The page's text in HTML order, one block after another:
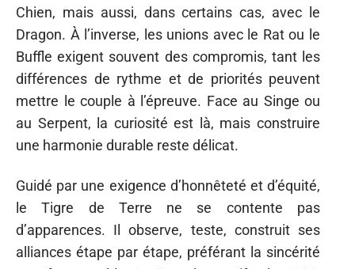
Chien, mais aussi, dans certains cas, avec le
Dragon. À l’inverse, les unions avec le Rat ou le
Buffle exigent souvent des compromis, tant les
différences de rythme et de priorités peuvent
mettre le couple à l’épreuve. Face au Singe ou
au Serpent, la curiosité est là, mais construire
une harmonie durable reste délicat.
Guidé par une exigence d’honnêteté et d’équité,
le Tigre de Terre ne se contente pas
d’apparences. Il observe, teste, construit ses
alliances étape par étape, préférant la sincérité